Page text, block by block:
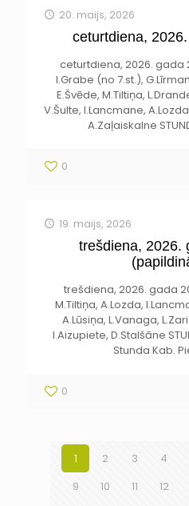
20. maijs, 2026
ceturtdiena,
ceturtdiena, 2026. gada
I.Grabe (no 7.st.),
E.Švēde, M.Tiltiņa,
V.Šulte, I.Lancmane,
A.Zaļaiskalne
0
19. maijs, 2026
trešdiena, 2026.
trešdiena, 2026. gada
M.Tiltiņa, A.Lozda,
A.Lūsiņa, L.Vanaga,
I.Aizupiete, D.Stalšāne
Stunda Kab.
0
1 2 3 4
9
10 11 12